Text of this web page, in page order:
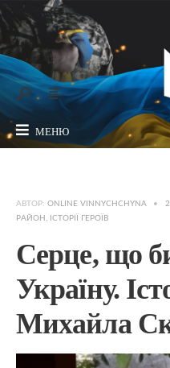
МЕНЮ
АВТОР: ONLINE VINNYCHCHYNA •
РАЙОН , ІСТОРІЇ ГЕРОЇВ
Серце, що
Україну.
Михайла